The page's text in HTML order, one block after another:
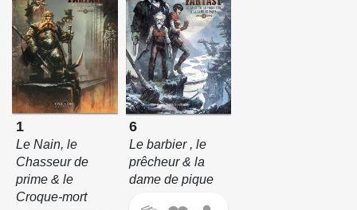
1
Le Nain, le
Chasseur de
prime & le
Croque-mort
6
Le barbier , le
prêcheur & la
dame de pique